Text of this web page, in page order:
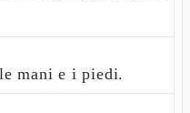
mani e i piedi.